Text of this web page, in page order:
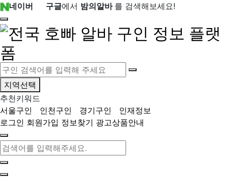
네이버 구글에서 밤의알바 를 검색해보세요!
지역선택
추천키워드
서울구인
인천구인 경기구인
인재정보
로그인 회원가입 정보찾기 광고상품안내